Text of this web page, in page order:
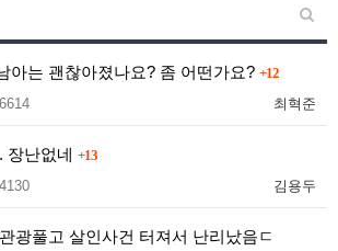
아는 괜찮아졌나요? 좀 어떤가요? +12
최혁준
장난없네 +13
김용두
광풀고 살인사건 터져서 난리났음ㄷ